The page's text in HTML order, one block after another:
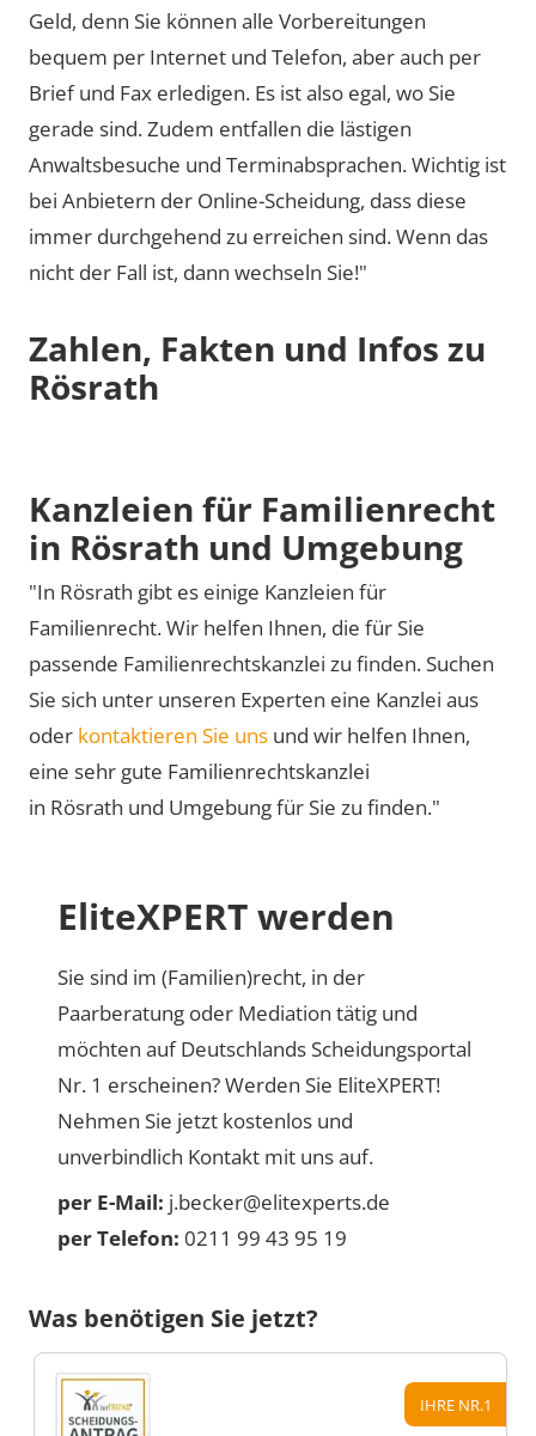
Geld, denn Sie können alle Vorbereitungen
bequem per Internet und Telefon, aber auch per
Brief und Fax erledigen. Es ist also egal, wo Sie
gerade sind. Zudem entfallen die lästigen
Anwaltsbesuche und Terminabsprachen. Wichtig ist
bei Anbietern der Online-Scheidung, dass diese
immer durchgehend zu erreichen sind. Wenn das
nicht der Fall ist, dann wechseln Sie!"
Zahlen, Fakten und Infos zu
Rösrath
Kanzleien für Familienrecht
in Rösrath und Umgebung
"In Rösrath gibt es einige Kanzleien für
Familienrecht. Wir helfen Ihnen, die für Sie
passende Familienrechtskanzlei zu finden. Suchen
Sie sich unter unseren Experten eine Kanzlei aus
oder kontaktieren Sie uns und wir helfen Ihnen,
eine sehr gute Familienrechtskanzlei
in Rösrath und Umgebung für Sie zu finden."
EliteXPERT werden
Sie sind im (Familien)recht, in der
Paarberatung oder Mediation tätig und
möchten auf Deutschlands Scheidungsportal
Nr. 1 erscheinen? Werden Sie EliteXPERT!
Nehmen Sie jetzt kostenlos und
unverbindlich Kontakt mit uns auf.
per E-Mail: j.becker@elitexperts.de
per Telefon: 0211 99 43 95 19
Was benötigen Sie jetzt?
IHRE NR.1